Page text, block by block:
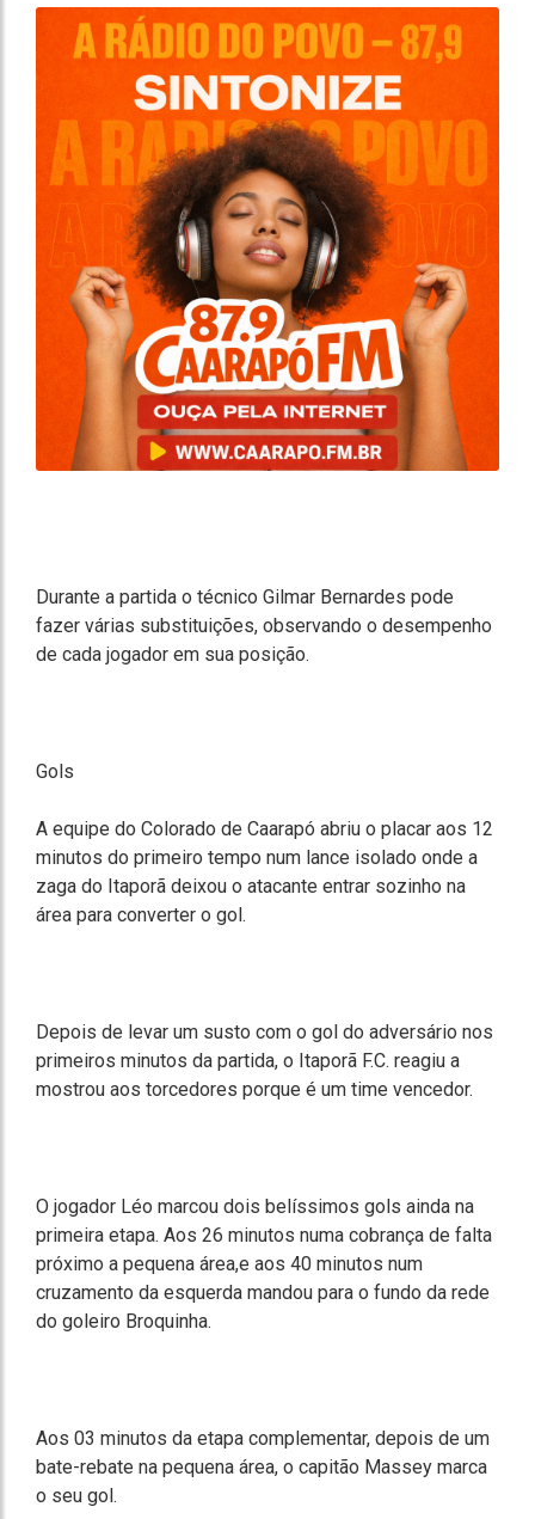
Durante a partida o técnico Gilmar Bernardes pode
fazer várias substituições, observando o desempenho
de cada jogador em sua posição.
Gols
A equipe do Colorado de Caarapó abriu o placar aos 12
minutos do primeiro tempo num lance isolado onde a
zaga do Itaporã deixou o atacante entrar sozinho na
área para converter o gol.
Depois de levar um susto com o gol do adversário nos
primeiros minutos da partida, o Itaporã F.C. reagiu a
mostrou aos torcedores porque é um time vencedor.
O jogador Léo marcou dois belíssimos gols ainda na
primeira etapa. Aos 26 minutos numa cobrança de falta
próximo a pequena área,e aos 40 minutos num
cruzamento da esquerda mandou para o fundo da rede
do goleiro Broquinha.
Aos 03 minutos da etapa complementar, depois de um
bate-rebate na pequena área, o capitão Massey marca
o seu gol.